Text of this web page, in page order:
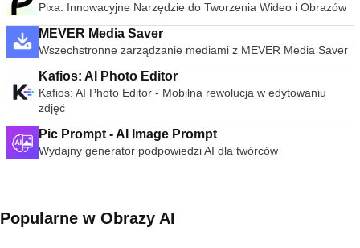
Pixa: Innowacyjne Narzędzie do Tworzenia Wideo i Obrazów
MEVER Media Saver
Wszechstronne zarządzanie mediami z MEVER Media Saver
Kafios: AI Photo Editor
Kafios: AI Photo Editor - Mobilna rewolucja w edytowaniu
zdjęć
Pic Prompt - AI Image Prompt
Wydajny generator podpowiedzi AI dla twórców
Popularne w Obrazy AI